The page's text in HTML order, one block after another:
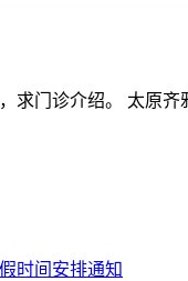
求门诊介绍。 太原
时间安排通知